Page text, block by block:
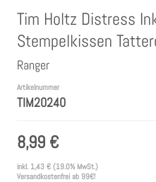
Präge-, Universal-
Papiere
Bänder & Garn
Farben
Tim Holtz Distress
Stempelkissen
Ranger
Artikelnummer
TIM20240
8,99 €
inkl. 1,43 € (19.0% MwSt.)
Versandkostenfrei ab 99€!